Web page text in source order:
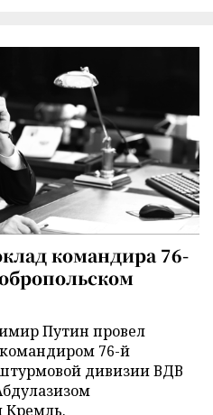
командира 76-
Путин провел
76-й
дивизии ВДВ